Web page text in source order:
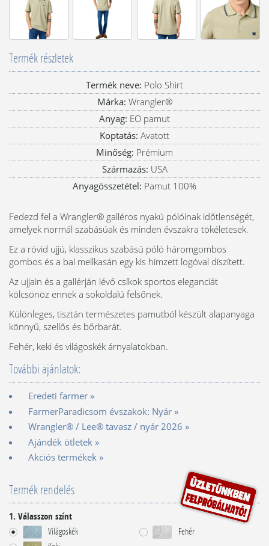
Termék részletek
Termék neve: Polo Shirt
Márka: Wrangler®
Anyag: EO pamut
Koptatás: Avatott
Minőség: Prémium
Származás: USA
Anyagösszetétel: Pamut 100%
Fedezd fel a Wrangler® galléros nyakú pólóinak időtlenségét,
amelyek normál szabásúak és minden évszakra tökéletesek.
Ez a rövid ujjú, klasszikus szabású póló háromgombos
gombos és a bal mellkasán egy kis hímzett logóval díszített.
Az ujjain és a gallérján lévő csíkok sportos eleganciát
kölcsönöz ennek a sokoldalú felsőnek.
Különleges, tisztán természetes pamutból készült alapanyaga
könnyű, szellős és bőrbarát.
Fehér, keki és világoskék árnyalatokban.
További ajánlatok:
Eredeti farmer »
FarmerParadicsom évszakok: Nyár »
Wrangler® / Lee® tavasz / nyár 2026 »
Ajándék ötletek »
Akciós termékek »
Termék rendelés
1. Válasszon színt
Világoskék
Fehér